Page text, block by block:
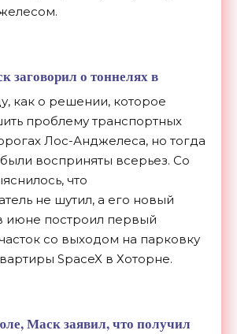
заговорил о тоннелях в
как о решении, которое
проблему транспортных
Лос-Анджелеса, но тогда
восприняты всерьез. Со
что
не шутил, а его новый
июне построил первый
со выходом на парковку
SpaceX в Хоторне.
Маск заявил, что получил